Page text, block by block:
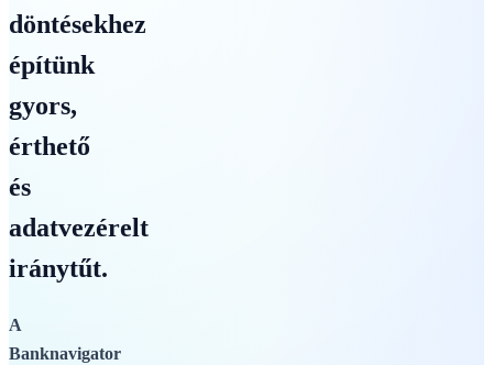
döntésekhez
építünk
gyors,
érthető
és
adatvezérelt
iránytűt.
A
Banknavigator